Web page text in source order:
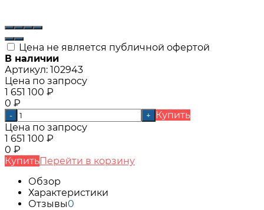
Цена не является публичной офертой
В наличии
Артикул: 102943
Цена по запросу
1 651 100 ₽
0 ₽
- +
Купить
Цена по запросу
1 651 100 ₽
0 ₽
КупитьПерейти в корзину
Обзор
Характеристики
Отзывы0